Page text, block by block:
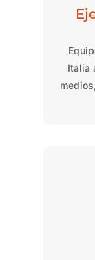
Italia
medios,